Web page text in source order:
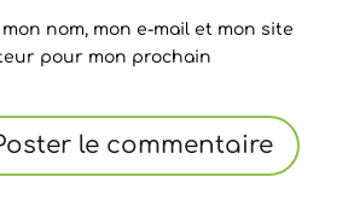
nom, mon e-mail et mon site
pour mon prochain